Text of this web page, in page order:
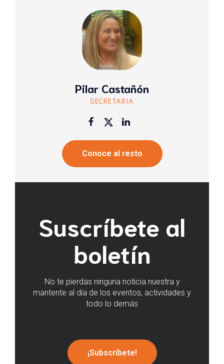
Pilar Castañón
SECRETARIA
Conoce al resto
Suscríbete al
boletín
No te pierdas ninguna noticia nuestra y
mantente al día de los eventos, actividades y
todo lo demás
¡Subscríbete!